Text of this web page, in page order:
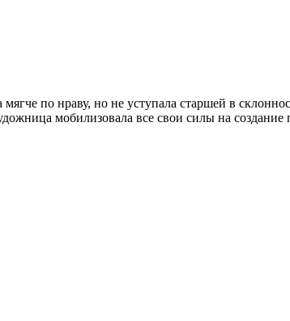
по нраву, но не уступала старшей в
мобилизовала все свои силы на